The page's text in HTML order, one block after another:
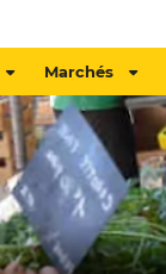
Marchés